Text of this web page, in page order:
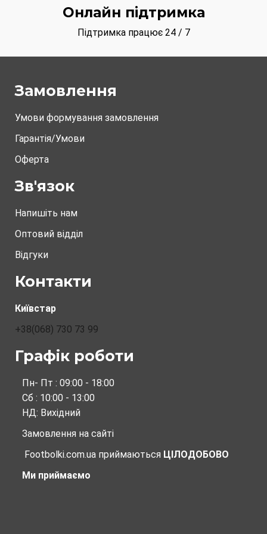
Онлайн підтримка
Підтримка працює 24 / 7
Замовлення
Умови формування замовлення
Гарантія/Умови
Оферта
Зв'язок
Напишіть нам
Оптовий відділ
Відгуки
Контакти
Київстар
+38(068) 730 73 99
Графік роботи
Пн- Пт : 09:00 - 18:00
Сб : 10:00 - 13:00
НД: Вихідний
Замовлення на сайті
Footbolki.com.ua приймаються ЦІЛОДОБОВО
Ми приймаємо